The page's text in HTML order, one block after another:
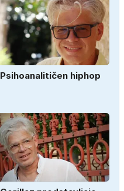
Psihoanalitičen hiphop